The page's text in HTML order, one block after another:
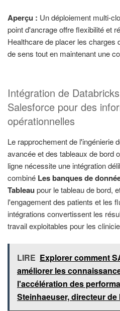
Aperçu : Un déploiement multi-
point d'ancrage offre flexibilité et
Healthcare de placer les charges
de sens tout en maintenant une
Intégration de
Salesforce pour des
opérationnelles
Le rapprochement de l'ingénierie
avancée et des tableaux de bord
ligne nécessite une intégration
combiné Les banques de
Tableau pour le tableau de bord,
l'engagement des patients et les
intégrations convertissent les
travail exploitables pour les
LIRE Explorer comment
améliorer les
l'accélération des
Steinhaeuser, directeur